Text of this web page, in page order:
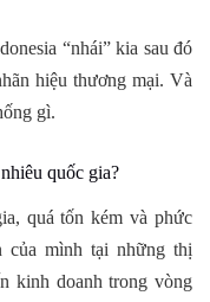
“nhái” kia sau đó
hiệu thương mại. Và
gì.
quốc gia?
quá tốn kém và phức
của mình tại những thị
kinh doanh trong vòng